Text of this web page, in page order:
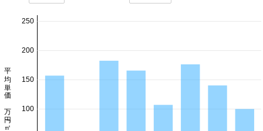
100
150
200
250
平均単価 万円/㎡